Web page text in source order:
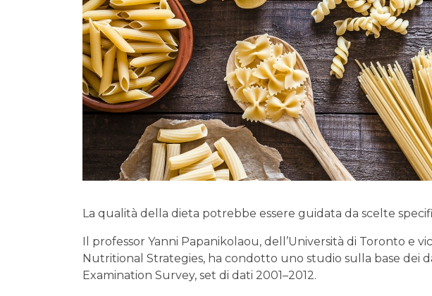
La qualità della dieta potrebbe essere guidata da scelte
Il professor Yanni Papanikolaou, dell’Università di Toronto e
Nutritional Strategies, ha condotto uno studio sulla base dei
Examination Survey, set di dati 2001–2012.